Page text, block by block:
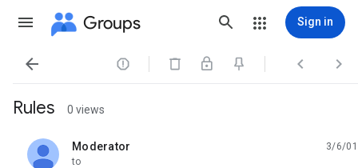
Groups Sign in
   
Rules 0 views
Moderator
unread,
3/6/01
to